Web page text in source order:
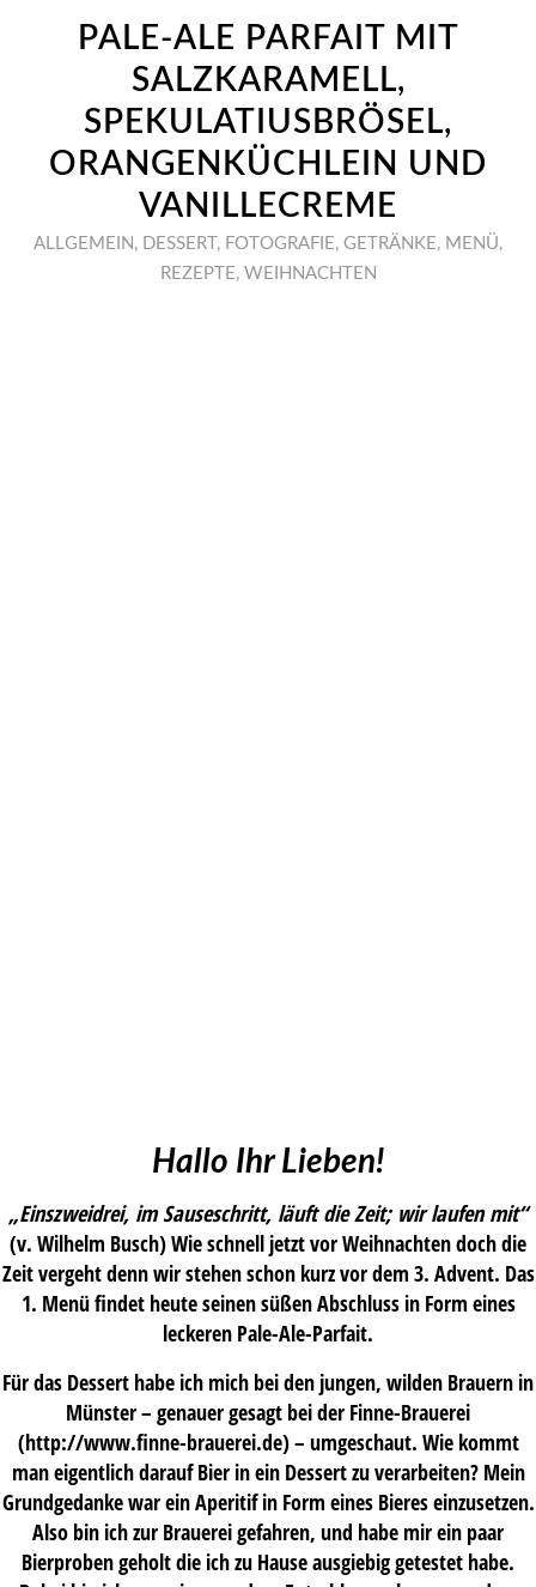
PALE-ALE PARFAIT MIT
SALZKARAMELL,
SPEKULATIUSBRÖSEL,
ORANGENKÜCHLEIN UND
VANILLECREME
ALLGEMEIN , DESSERT, FOTOGRAFIE, GETRÄNKE, MENÜ,
REZEPTE, WEIHNACHTEN
Hallo Ihr Lieben!
„Einszweidrei, im Sauseschritt, läuft die Zeit; wir laufen mit“
(v. Wilhelm Busch) Wie schnell jetzt vor Weihnachten doch die
Zeit vergeht denn wir stehen schon kurz vor dem 3. Advent. Das
1. Menü findet heute seinen süßen Abschluss in Form eines
leckeren Pale-Ale-Parfait.
Für das Dessert habe ich mich bei den jungen, wilden Brauern in
Münster – genauer gesagt bei der Finne-Brauerei
(http://www.finne-brauerei.de) – umgeschaut. Wie kommt
man eigentlich darauf Bier in ein Dessert zu verarbeiten? Mein
Grundgedanke war ein Aperitif in Form eines Bieres einzusetzen.
Also bin ich zur Brauerei gefahren, und habe mir ein paar
Bierproben geholt die ich zu Hause ausgiebig getestet habe.